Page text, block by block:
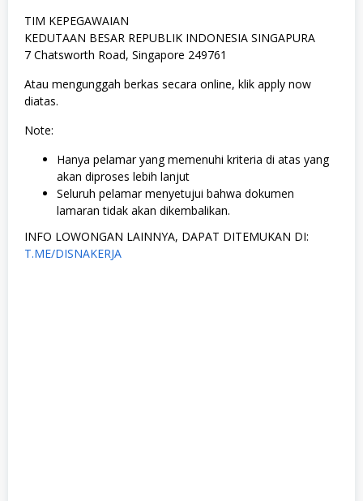
TIM KEPEGAWAIAN
KEDUTAAN BESAR REPUBLIK INDONESIA SINGAPURA
7 Chatsworth Road, Singapore 249761
Atau mengunggah berkas secara online, klik apply now
diatas.
Note:
Hanya pelamar yang memenuhi kriteria di atas yang
akan diproses lebih lanjut
Seluruh pelamar menyetujui bahwa dokumen
lamaran tidak akan dikembalikan.
INFO LOWONGAN LAINNYA, DAPAT DITEMUKAN DI:
T.ME/DISNAKERJA